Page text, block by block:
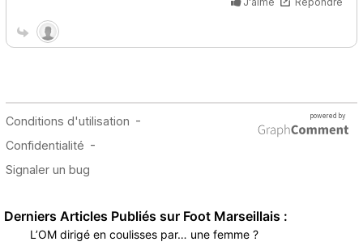
Derniers Articles Publiés sur Foot Marseillais :
L’OM dirigé en coulisses par… une femme ?